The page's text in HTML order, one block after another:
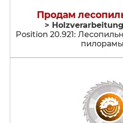
Продам
>
Position 20.921: